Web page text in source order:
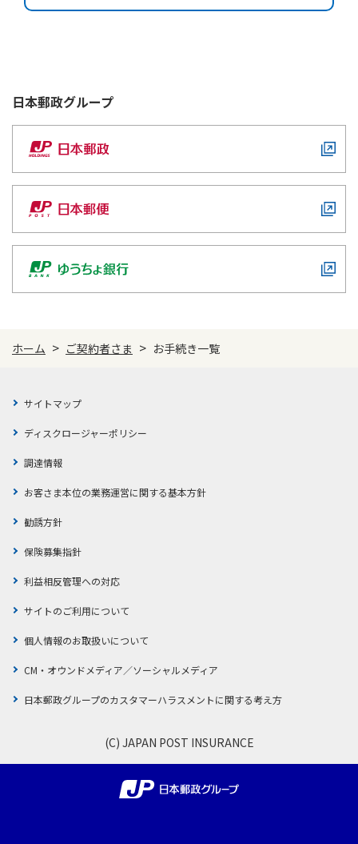
入院・手術等したら
結婚・離婚したら
出産したら
子どもが独立したら
就職・転職したら
引越したら
保険関係書類を紛失したら
マイページ
土日・祝日、夜間でも！
契約内容や重要なご案内の確認
初めて使う（利用者登録が必要です）
日本郵政グループ
ホーム > ご契約者さま > お手続き一覧
サイトマップ
ディスクロージャーポリシー
調達情報
お客さま本位の業務運営に関する基本方針
勧誘方針
保険募集指針
利益相反管理への対応
サイトのご利用について
個人情報のお取扱いについて
CM・オウンドメディア／ソーシャルメディア
日本郵政グループのカスタマーハラスメントに関する考え方
(C) JAPAN POST INSURANCE